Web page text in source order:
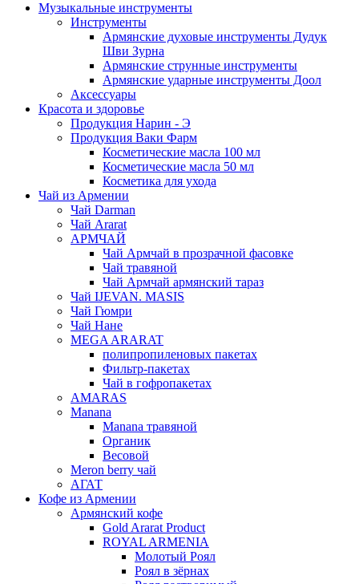
Музыкальные инструменты
Инструменты
Армянские духовые инструменты Дудук
Шви Зурна
Армянские струнные инструменты
Армянские ударные инструменты Доол
Аксессуары
Красота и здоровье
Продукция Нарин - Э
Продукция Ваки Фарм
Косметические масла 100 мл
Косметические масла 50 мл
Косметика для ухода
Чай из Армении
Чай Darman
Чай Ararat
АРМЧАЙ
Чай Армчай в прозрачной фасовке
Чай травяной
Чай Армчай армянский тараз
Чай IJEVAN. MASIS
Чай Гюмри
Чай Нане
MEGA ARARAT
полипропиленовых пакетах
Фильтр-пакетах
Чай в гофропакетах
AMARAS
Manana
Manana травяной
Органик
Весовой
Meron berry чай
АГАТ
Кофе из Армении
Армянский кофе
Gold Ararat Product
ROYAL ARMENIA
Молотый Роял
Роял в зёрнах